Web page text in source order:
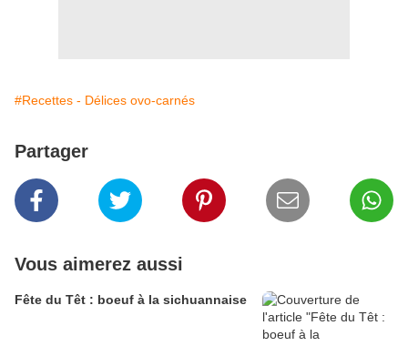
#Recettes - Délices ovo-carnés
Partager
Vous aimerez aussi
Fête du Têt : boeuf à la sichuannaise